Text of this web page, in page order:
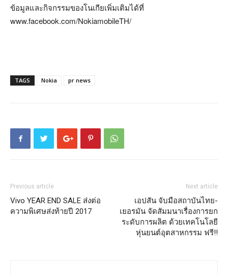
ข้อมูลและกิจกรรมของโนเกียเพิ่มเติมได้ที่
www.facebook.com/NokiamobileTH/
TAGS Nokia pr news
Previous article
Vivo YEAR END SALE ส่งต่อ
ความพิเศษส่งท้ายปี 2017
Next article
เอปสัน จับมือสถาบันไทย-
เยอรมัน จัดสัมมนาเรื่องการยก
ระดับการผลิต ด้วยเทคโนโลยี
หุ่นยนต์อุตสาหกรรม ฟรี!!